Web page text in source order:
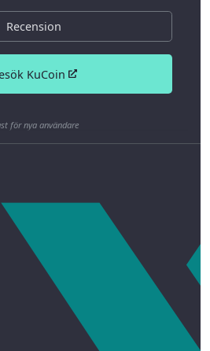
Recension
KuCoin
för nya användare